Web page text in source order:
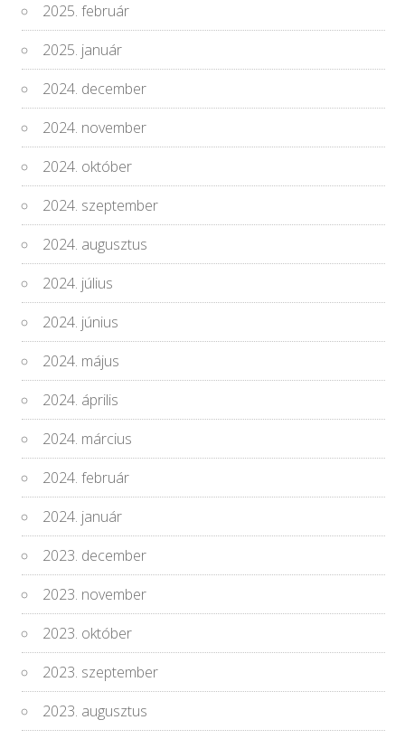
2025. február
2025. január
2024. december
2024. november
2024. október
2024. szeptember
2024. augusztus
2024. július
2024. június
2024. május
2024. április
2024. március
2024. február
2024. január
2023. december
2023. november
2023. október
2023. szeptember
2023. augusztus